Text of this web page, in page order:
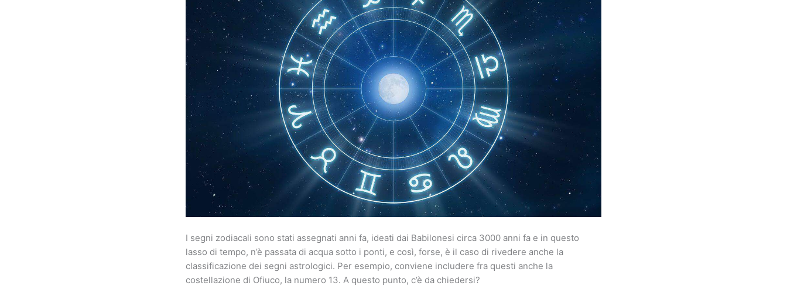
I segni zodiacali sono stati assegnati anni fa, ideati dai Babilonesi circa 3000 anni fa e in questo
lasso di tempo, n’è passata di acqua sotto i ponti, e così, forse, è il caso di rivedere anche la
classificazione dei segni astrologici. Per esempio, conviene includere fra questi anche la
costellazione di Ofiuco, la numero 13. A questo punto, c’è da chiedersi?